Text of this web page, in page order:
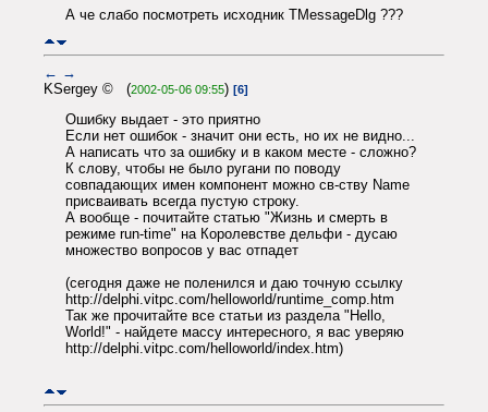
А че слабо посмотреть исходник TMessageDlg ???
← →
KSergey © (2002-05-06 09:55) [6]
Ошибку выдает - это приятно
Если нет ошибок - значит они есть, но их не видно...
А написать что за ошибку и в каком месте - сложно?
К слову, чтобы не было ругани по поводу
совпадающих имен компонент можно св-ству Name
присваивать всегда пустую строку.
А вообще - почитайте статью "Жизнь и смерть в
режиме run-time" на Королевстве дельфи - дусаю
множество вопросов у вас отпадет
(сегодня даже не поленился и даю точную ссылку
http://delphi.vitpc.com/helloworld/runtime_comp.htm
Так же прочитайте все статьи из раздела "Hello,
World!" - найдете массу интересного, я вас уверяю
http://delphi.vitpc.com/helloworld/index.htm)